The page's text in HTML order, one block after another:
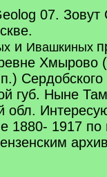
07. Зовут
и Ивашкиных
Хмырово
Сердобского
губ. Ныне
обл.
1880- 1917